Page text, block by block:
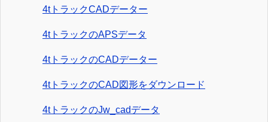
4tトラックCADデーター
4tトラックのAPSデータ
4tトラックのCADデーター
4tトラックのCAD図形をダウンロード
4tトラックのJw_cadデータ